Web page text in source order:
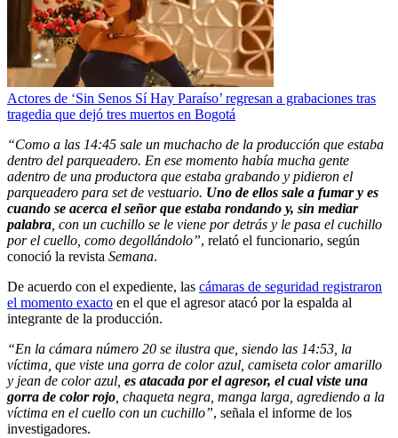
Actores de ‘Sin Senos Sí Hay Paraíso’ regresan a grabaciones tras
tragedia que dejó tres muertos en Bogotá
“Como a las 14:45 sale un muchacho de la producción que estaba
dentro del parqueadero. En ese momento había mucha gente
adentro de una productora que estaba grabando y pidieron el
parqueadero para set de vestuario. Uno de ellos sale a fumar y es
cuando se acerca el señor que estaba rondando y, sin mediar
palabra , con un cuchillo se le viene por detrás y le pasa el cuchillo
por el cuello, como degollándolo”, relató el funcionario, según
conoció la revista Semana.
De acuerdo con el expediente, las cámaras de seguridad registraron
el momento exacto en el que el agresor atacó por la espalda al
integrante de la producción.
“En la cámara número 20 se ilustra que, siendo las 14:53, la
víctima, que viste una gorra de color azul, camiseta color amarillo
y jean de color azul, es atacada por el agresor, el cual viste una
gorra de color rojo , chaqueta negra, manga larga, agrediendo a la
víctima en el cuello con un cuchillo”, señala el informe de los
investigadores.